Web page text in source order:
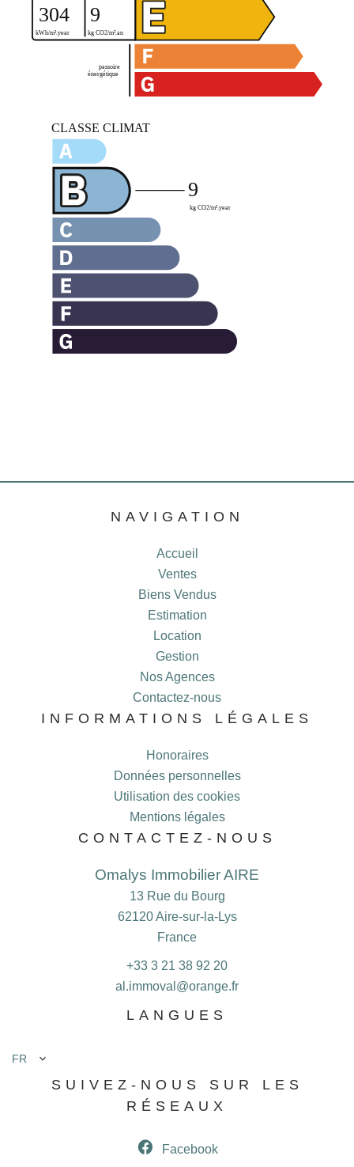
NAVIGATION
Accueil
Ventes
Biens Vendus
Estimation
Location
Gestion
Nos Agences
Contactez-nous
INFORMATIONS LÉGALES
Honoraires
Données personnelles
Utilisation des cookies
Mentions légales
CONTACTEZ-NOUS
Omalys Immobilier AIRE
13 Rue du Bourg
62120Aire-sur-la-Lys
France
+33 3 21 38 92 20
al.immoval@orange.fr
LANGUES
FR
SUIVEZ-NOUS SUR LES
RÉSEAUX
Facebook